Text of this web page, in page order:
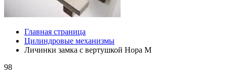
Главная страница
Цилиндровые механизмы
Личинки замка с вертушкой Нора М
98